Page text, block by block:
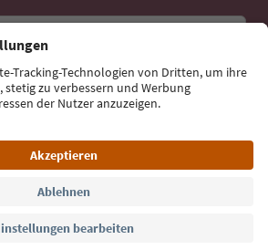
Jetzt anmelden